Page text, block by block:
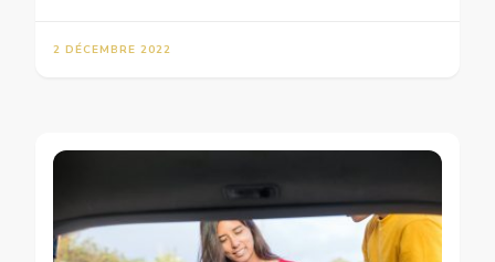
2 DÉCEMBRE 2022